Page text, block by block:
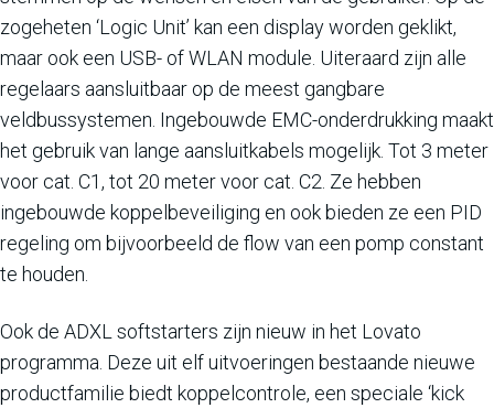
zogeheten ‘Logic Unit’ kan een display worden geklikt,
maar ook een USB- of WLAN module. Uiteraard zijn alle
regelaars aansluitbaar op de meest gangbare
veldbussystemen. Ingebouwde EMC-onderdrukking maakt
het gebruik van lange aansluitkabels mogelijk. Tot 3 meter
voor cat. C1, tot 20 meter voor cat. C2. Ze hebben
ingebouwde koppelbeveiliging en ook bieden ze een PID
regeling om bijvoorbeeld de flow van een pomp constant
te houden.
Ook de ADXL softstarters zijn nieuw in het Lovato
programma. Deze uit elf uitvoeringen bestaande nieuwe
productfamilie biedt koppelcontrole, een speciale ‘kick